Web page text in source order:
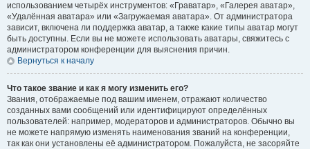
использованием четырёх инструментов: «Граватар», «Галерея аватар»,
«Удалённая аватара» или «Загружаемая аватара». От администратора
зависит, включена ли поддержка аватар, а также какие типы аватар могут
быть доступны. Если вы не можете использовать аватары, свяжитесь с
администратором конференции для выяснения причин.
Вернуться к началу
Что такое звание и как я могу изменить его?
Звания, отображаемые под вашим именем, отражают количество
созданных вами сообщений или идентифицируют определённых
пользователей: например, модераторов и администраторов. Обычно вы
не можете напрямую изменять наименования званий на конференции,
так как они установлены её администратором. Пожалуйста, не засоряйте